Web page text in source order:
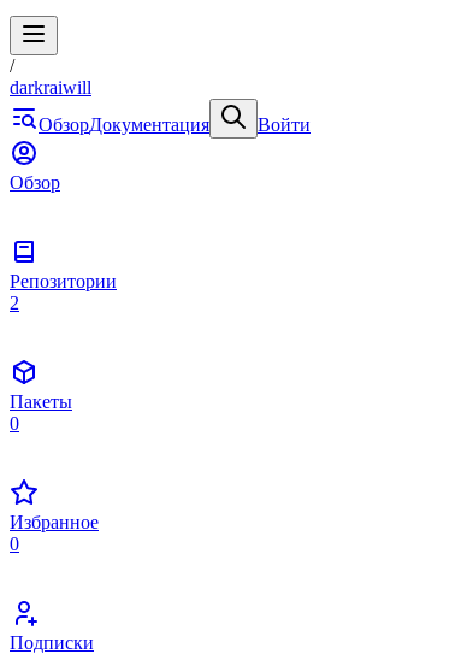
/
darkraiwill
ОбзорДокументация Войти
Обзор
Репозитории
2
Пакеты
0
Избранное
0
Подписки